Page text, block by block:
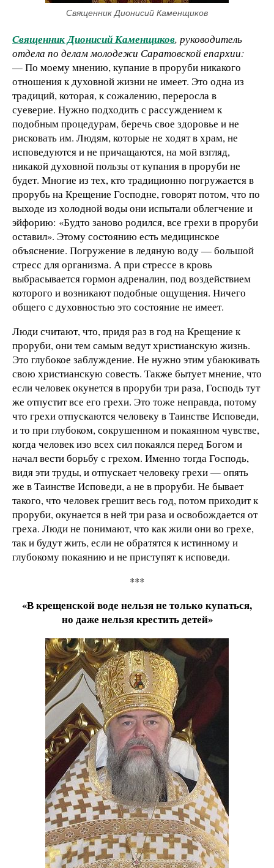
Священник Дионисий Каменщиков
Священник Дионисий Каменщиков, руководитель
отдела по делам молодежи Саратовской епархии:
— По моему мнению, купание в проруби никакого
отношения к духовной жизни не имеет. Это одна из
традиций, которая, к сожалению, переросла в
суеверие. Нужно подходить с рассуждением к
подобным процедурам, беречь свое здоровье и не
рисковать им. Людям, которые не ходят в храм, не
исповедуются и не причащаются, на мой взгляд,
никакой духовной пользы от купания в проруби не
будет. Многие из тех, кто традиционно погружается в
прорубь на Крещение Господне, говорят потом, что по
выходе из холодной воды они испытали облегчение и
эйфорию: «Будто заново родился, все грехи в проруби
оставил». Этому состоянию есть медицинское
объяснение. Погружение в ледяную воду — большой
стресс для организма. А при стрессе в кровь
выбрасывается гормон адреналин, под воздействием
которого и возникают подобные ощущения. Ничего
общего с духовностью это состояние не имеет.
Люди считают, что, придя раз в год на Крещение к
проруби, они тем самым ведут христианскую жизнь.
Это глубокое заблуждение. Не нужно этим убаюкивать
свою христианскую совесть. Также бытует мнение, что
если человек окунется в проруби три раза, Господь тут
же отпустит все его грехи. Это тоже неправда, потому
что грехи отпускаются человеку в Таинстве Исповеди,
и то при глубоком, сокрушенном и покаянном чувстве,
когда человек изо всех сил покаялся перед Богом и
начал вести борьбу с грехом. Именно тогда Господь,
видя эти труды, и отпускает человеку грехи — опять
же в Таинстве Исповеди, а не в проруби. Не бывает
такого, что человек грешит весь год, потом приходит к
проруби, окунается в ней три раза и освобождается от
греха. Люди не понимают, что как жили они во грехе,
так и будут жить, если не обратятся к истинному и
глубокому покаянию и не приступят к исповеди.
***
«В крещенской воде нельзя не только купаться,
но даже нельзя крестить детей»